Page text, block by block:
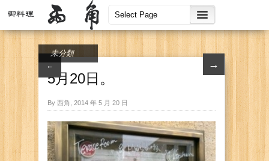
← →
未分類
5月20日。
By 西角, 2014 年 5 月 20 日